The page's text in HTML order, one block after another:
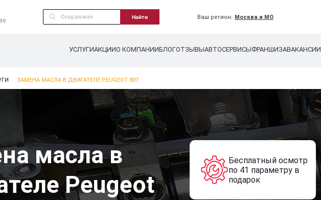
Найти Ваш регион: Москва и МО
УСЛУГИАКЦИИО КОМПАНИИБЛОГОТЗЫВЫАВТОСЕРВИСЫФРАНШИЗАВАКАНСИИ
ЗАМЕНА МАСЛА В ДВИГАТЕЛЕ PEUGEOT 807
масла в
Peugeot
Бесплатный осмотр
по 41 параметру в
подарок